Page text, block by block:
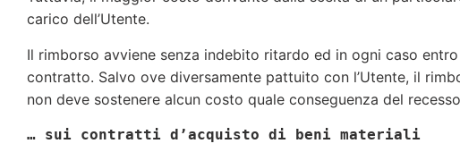
carico dell’Utente.
Il rimborso avviene senza indebito ritardo ed in ogni caso
contratto. Salvo ove diversamente pattuito con l’Utente, il
non deve sostenere alcun costo quale conseguenza del
… sui contratti d’acquisto di beni materiali